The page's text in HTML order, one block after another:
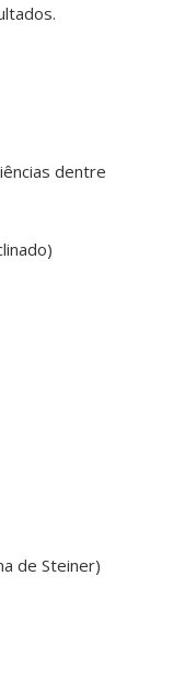
dentre
de Steiner)